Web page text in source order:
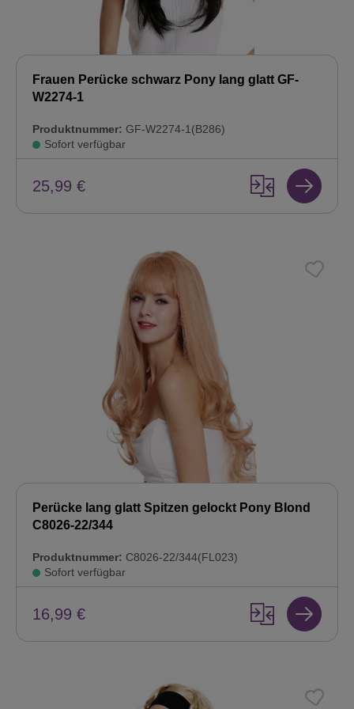
Frauen Perücke schwarz Pony lang glatt GF-
W2274-1
Produktnummer: GF-W2274-1(B286)
Sofort verfügbar
25,99 €
Perücke lang glatt Spitzen gelockt Pony Blond
C8026-22/344
Produktnummer: C8026-22/344(FL023)
Sofort verfügbar
16,99 €